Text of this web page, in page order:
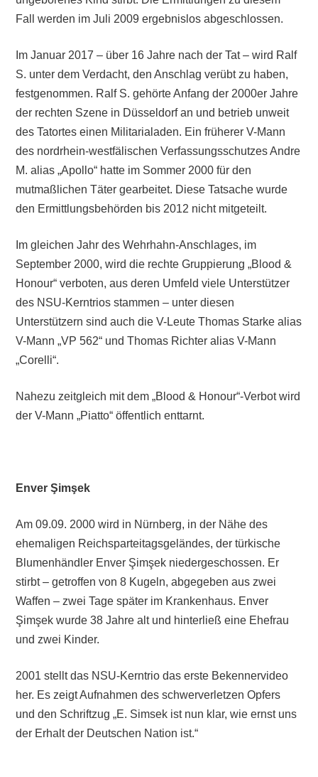
Fall werden im Juli 2009 ergebnislos abgeschlossen.
Im Januar 2017 – über 16 Jahre nach der Tat – wird Ralf
S. unter dem Verdacht, den Anschlag verübt zu haben,
festgenommen. Ralf S. gehörte Anfang der 2000er Jahre
der rechten Szene in Düsseldorf an und betrieb unweit
des Tatortes einen Militarialaden. Ein früherer V-Mann
des nordrhein-westfälischen Verfassungsschutzes Andre
M. alias „Apollo“ hatte im Sommer 2000 für den
mutmaßlichen Täter gearbeitet. Diese Tatsache wurde
den Ermittlungsbehörden bis 2012 nicht mitgeteilt.
Im gleichen Jahr des Wehrhahn-Anschlages, im
September 2000, wird die rechte Gruppierung „Blood &
Honour“ verboten, aus deren Umfeld viele Unterstützer
des NSU-Kerntrios stammen – unter diesen
Unterstützern sind auch die V-Leute Thomas Starke alias
V-Mann „VP 562“ und Thomas Richter alias V-Mann
„Corelli“.
Nahezu zeitgleich mit dem „Blood & Honour“-Verbot wird
der V-Mann „Piatto“ öffentlich enttarnt.
Enver Şimşek
Am 09.09. 2000 wird in Nürnberg, in der Nähe des
ehemaligen Reichsparteitagsgeländes, der türkische
Blumenhändler Enver Şimşek niedergeschossen. Er
stirbt – getroffen von 8 Kugeln, abgegeben aus zwei
Waffen – zwei Tage später im Krankenhaus. Enver
Şimşek wurde 38 Jahre alt und hinterließ eine Ehefrau
und zwei Kinder.
2001 stellt das NSU-Kerntrio das erste Bekennervideo
her. Es zeigt Aufnahmen des schwerverletzen Opfers
und den Schriftzug „E. Simsek ist nun klar, wie ernst uns
der Erhalt der Deutschen Nation ist.“